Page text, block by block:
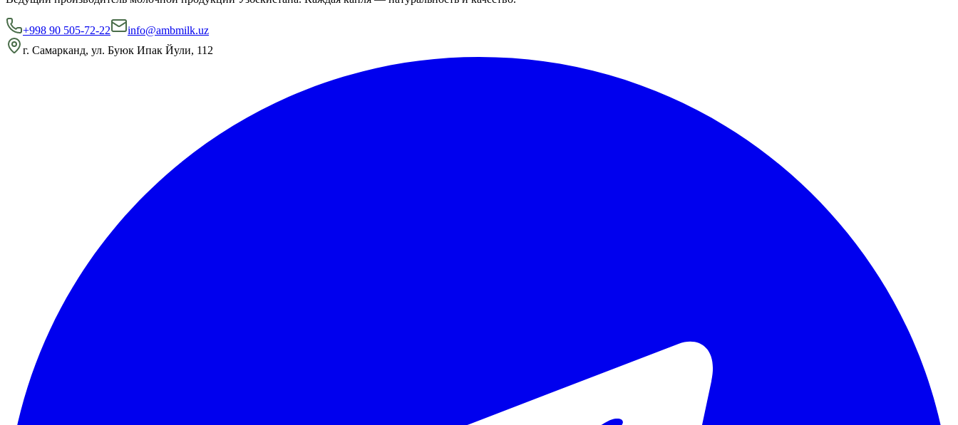
+998 90 505-72-22
info@ambmilk.uz
г. Самарканд, ул. Буюк Ипак Йули, 112